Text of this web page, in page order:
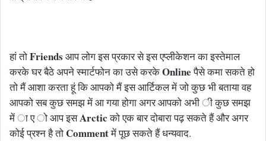
हां तोFriends आप लोग इस प्रकार से इस एप्लीकेशन का इस्तेमाल
करके घर बैठे अपने स्मार्टफोन का उसे करकेOnlineपैसे कमा सकते हो
तो मैं आशा करता हूं कि आपको मैं इस आर्टिकल में जो कुछ भी बताया वह
आपको सब कुछ समझ में आ गया होगा अगर आपको अभी ी कुछ समझ
में ा ए ो आप इसArcticको एक बार दोबारा पढ़ सकते हैं और अगर
कोई प्रश्न है तो Commentमें पूछ सकते हैं धन्यवाद.